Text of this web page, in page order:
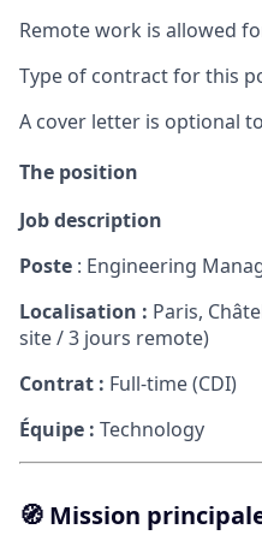
Remote work is allowed
Type of contract for this
A cover letter is optional
The position
Job description
Poste : Engineering
Localisation : Paris,
site / 3 jours remote)
Contrat : Full-time (CDI)
Équipe : Technology
🧭 Mission